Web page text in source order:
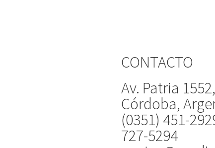
CONTACTO
Av. Patria 1552,
Córdoba,
(0351) 451-
727-5294